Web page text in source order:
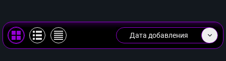
Дата добавления